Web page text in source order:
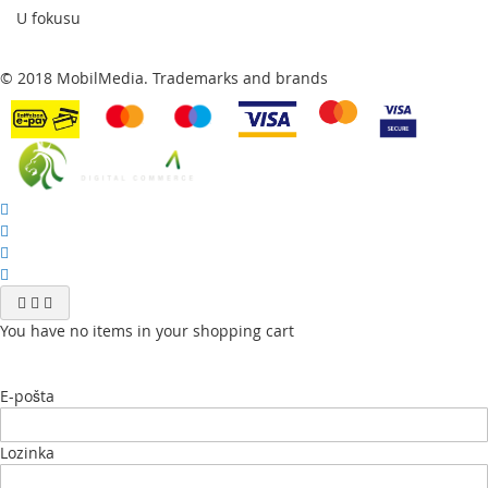
-Kapacitet: 10,8L
-Raspon temperature: 30°–230°C
-Dimenzije: 41.3 x 30 x 40.5 cm
-Težina: 9,6kg
U fokusu
© 2018 MobilMedia. Trademarks and brands
You have no items in your shopping cart
E-pošta
Lozinka